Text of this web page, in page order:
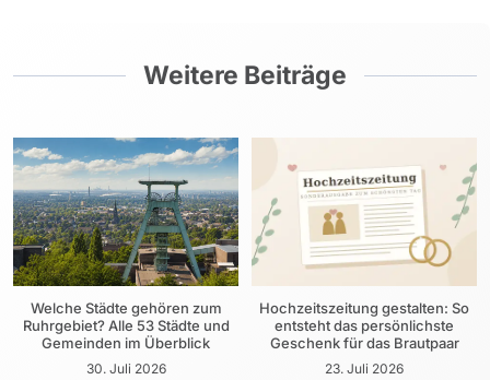
Weitere Beiträge
Welche Städte gehören zum
Ruhrgebiet? Alle 53 Städte und
Gemeinden im Überblick
30. Juli 2026
Hochzeitszeitung gestalten: So
entsteht das persönlichste
Geschenk für das Brautpaar
23. Juli 2026